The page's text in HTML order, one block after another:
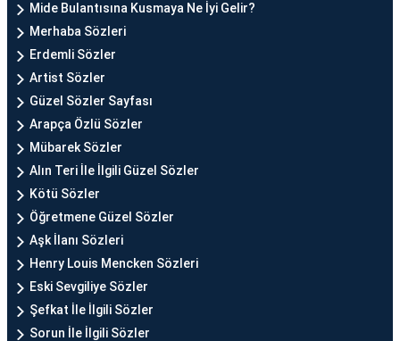
Mide Bulantısına Kusmaya Ne İyi Gelir?
Merhaba Sözleri
Erdemli Sözler
Artist Sözler
Güzel Sözler Sayfası
Arapça Özlü Sözler
Mübarek Sözler
Alın Teri İle İlgili Güzel Sözler
Kötü Sözler
Öğretmene Güzel Sözler
Aşk İlanı Sözleri
Henry Louis Mencken Sözleri
Eski Sevgiliye Sözler
Şefkat İle İlgili Sözler
Sorun İle İlgili Sözler